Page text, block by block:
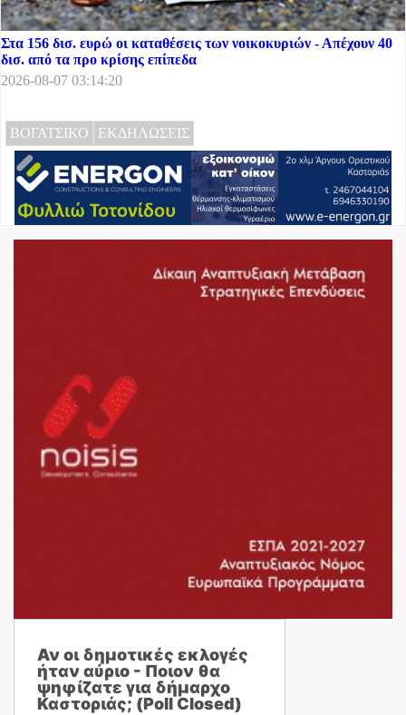
Στα 156 δισ. ευρώ οι καταθέσεις των νοικοκυριών - Απέχουν 40
δισ. από τα προ κρίσης επίπεδα
2026-08-07 03:14:20
ΒΟΓΑΤΣΙΚΟ ΕΚΔΗΛΩΣΕΙΣ
Αν οι δημοτικές εκλογές
ήταν αύριο - Ποιον θα
ψηφίζατε για δήμαρχο
Καστοριάς; (Poll Closed)